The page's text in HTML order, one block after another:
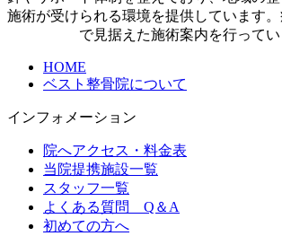
施術が受けられる環境を提供しています
で見据えた施術案内を行ってい
HOME
ベスト整骨院について
インフォメーション
院へアクセス・料金表
当院提携施設一覧
スタッフ一覧
よくある質問 Q＆A
初めての方へ